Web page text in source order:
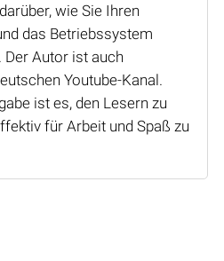
wie Sie Ihren
das Betriebssystem
Der Autor ist auch
Youtube-Kanal.
ist es, den Lesern zu
für Arbeit und Spaß zu